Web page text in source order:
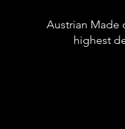
Austrian Made
highest